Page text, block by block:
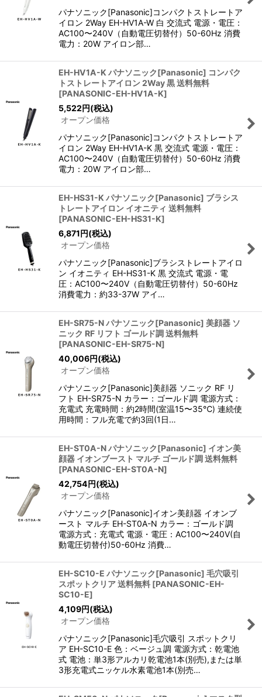
パナソニック[Panasonic]コンパクトストレートア
イロン 2Way EH-HV1A-W 白 交流式 電源・電圧：
AC100〜240V（自動電圧切替付）50-60Hz 消費
電力：20W アイロン部…
EH-HV1A-K パナソニック[Panasonic] コンパク
トストレートアイロン 2Way 黒 送料無料
[PANASONIC-EH-HV1A-K]
5,522円(税込)
オープン価格
パナソニック[Panasonic]コンパクトストレートア
イロン 2Way EH-HV1A-K 黒 交流式 電源・電圧：
AC100〜240V（自動電圧切替付）50-60Hz 消費
電力：20W アイロン部…
EH-HS31-K パナソニック[Panasonic] ブラシス
トレートアイロン イオニティ 送料無料
[PANASONIC-EH-HS31-K]
6,871円(税込)
オープン価格
パナソニック[Panasonic]ブラシストレートアイロ
ン イオニティ EH-HS31-K 黒 交流式 電源・電
圧：AC100〜240V（自動電圧切替付）50-60Hz
消費電力：約33-37W アイ…
EH-SR75-N パナソニック[Panasonic] 美顔器 ソ
ニック RF リフト ゴールド調 送料無料
[PANASONIC-EH-SR75-N]
40,006円(税込)
オープン価格
パナソニック[Panasonic]美顔器 ソニック RF リ
フト EH-SR75-N カラー：ゴールド調 電源方式：
充電式 充電時間：約2時間(室温15〜35℃) 連続使
用時間：フル充電で約3回(1日…
EH-ST0A-N パナソニック[Panasonic] イオン美
顔器 イオンブースト マルチ ゴールド調 送料無料
[PANASONIC-EH-ST0A-N]
42,754円(税込)
オープン価格
パナソニック[Panasonic]イオン美顔器 イオンブ
ースト マルチ EH-ST0A-N カラー：ゴールド調
電源方式：充電式 電源・電圧：AC100〜240V(自
動電圧切替付)50-60Hz 消費…
EH-SC10-E パナソニック[Panasonic] 毛穴吸引
スポットクリア 送料無料 [PANASONIC-EH-
SC10-E]
4,109円(税込)
オープン価格
パナソニック[Panasonic]毛穴吸引 スポットクリ
ア EH-SC10-E 色：ベージュ調 電源方式：乾電池
式 電池：単3形アルカリ乾電池1本(別売),または単
3形充電式ニッケル水素電池1本(別売…